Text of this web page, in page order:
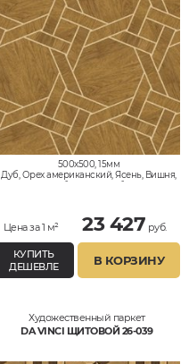
500x500, 15мм
Дуб, Орех американский, Ясень, Вишня,
Цена за 1 м² 23 427 руб.
КУПИТЬ
ДЕШЕВЛЕ
В КОРЗИНУ
Художественный паркет
DA VINCI ЩИТОВОЙ 26-039